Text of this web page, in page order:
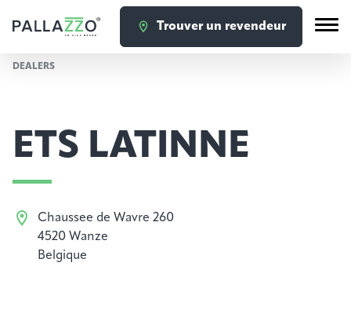
Trouver un revendeur
DEALERS
ETS LATINNE
Chaussee de Wavre 260
4520 Wanze
Belgique